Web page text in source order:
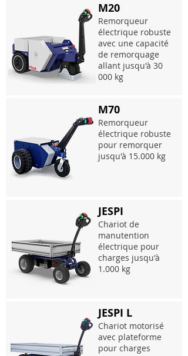
M20
Remorqueur
électrique robuste
avec une capacité
de remorquage
allant jusqu'à 30
000 kg
M70
Remorqueur
électrique robuste
pour remorquer
jusqu'à 15.000 kg
JESPI
Chariot de
manutention
électrique pour
charges jusqu'à
1.000 kg
JESPI L
Chariot motorisé
avec plateforme
pour charges